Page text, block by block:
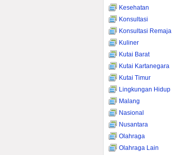
Kesehatan
Konsultasi
Konsultasi Remaja
Kuliner
Kutai Barat
Kutai Kartanegara
Kutai Timur
Lingkungan Hidup
Malang
Nasional
Nusantara
Olahraga
Olahraga Lain